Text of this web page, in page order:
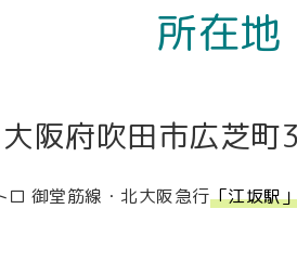
所在地
大阪府吹田市広芝
ロ 御堂筋線・北大阪急行「江坂駅